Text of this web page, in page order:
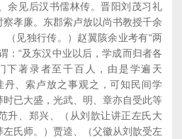
余见后汉书儒林传。晋阳刘茂习礼
孝廉。东郡索卢放以尚书教授千余
（见独行传。）赵翼陔余业考有“两
：“及东汉中业以后，学成而归者各
下著录者至千百人，由是学遍天
丹、索卢放之事观之，可知民间学
时已大盛，光武、明、章亦自受此等
升、郑兴、（从刘歆让讲正左氏大
左氏师。）贾逵、（父徽从刘歆受左